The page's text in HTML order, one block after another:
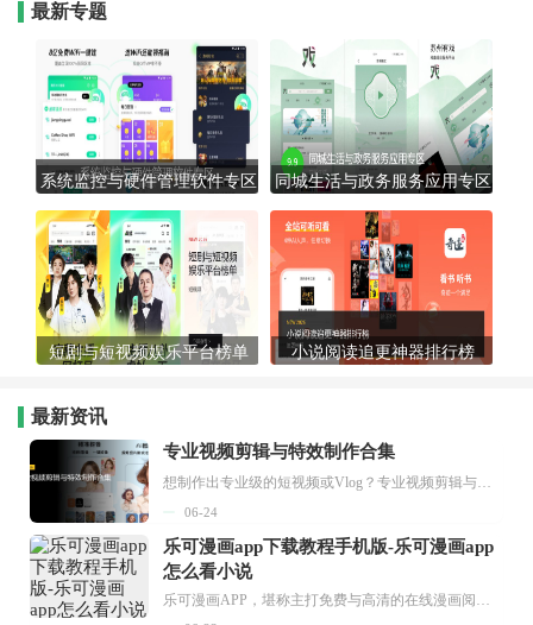
最新专题
系统监控与硬件管理软件专区 同城生活与政务服务应用专区
短剧与短视频娱乐平台榜单 小说阅读追更神器排行榜
最新资讯
专业视频剪辑与特效制作合集
06-24
乐可漫画app下载教程手机版-乐可漫画app
怎么看小说
乐可漫画APP，堪称主打免费与高清的在线漫画阅读神器。其官方版提供海量完整版漫画资源，无论是国内漫画，还是日漫、韩漫、台漫、美漫等国外漫画，应有尽有，随时供你阅读。只需轻点一下，便能直接进入阅读界面。不仅如此，乐可漫画最新版本更新速度极快，在这里，你总能抢先看到全网一手漫画章节内容！...